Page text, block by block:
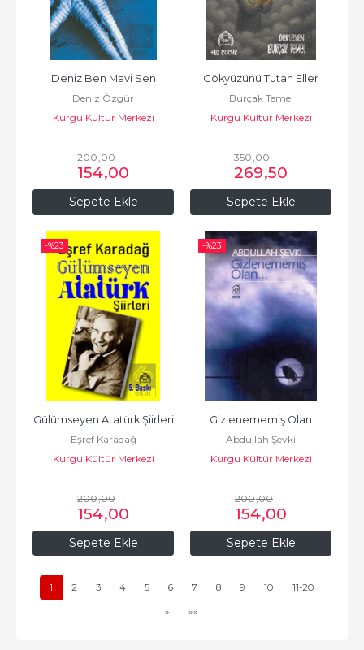
Sepete Ekle
Deniz Ben Mavi Sen
Deniz Özgür
Kurgu Kültür Merkezi
200,00
154,00
Sepete Ekle
Gökyüzünü Tutan Eller
Burçak Temel
Kurgu Kültür Merkezi
350,00
269,50
-%23
Sepete Ekle
Gülümseyen Atatürk Şiirleri
Eşref Karadağ
Kurgu Kültür Merkezi
200,00
154,00
-%23
Sepete Ekle
Gizlenememiş Olan
Abdullah Şevki
Kurgu Kültür Merkezi
200,00
154,00
1 2 3 4 5 6 7 8 9 10 11-20
» »»